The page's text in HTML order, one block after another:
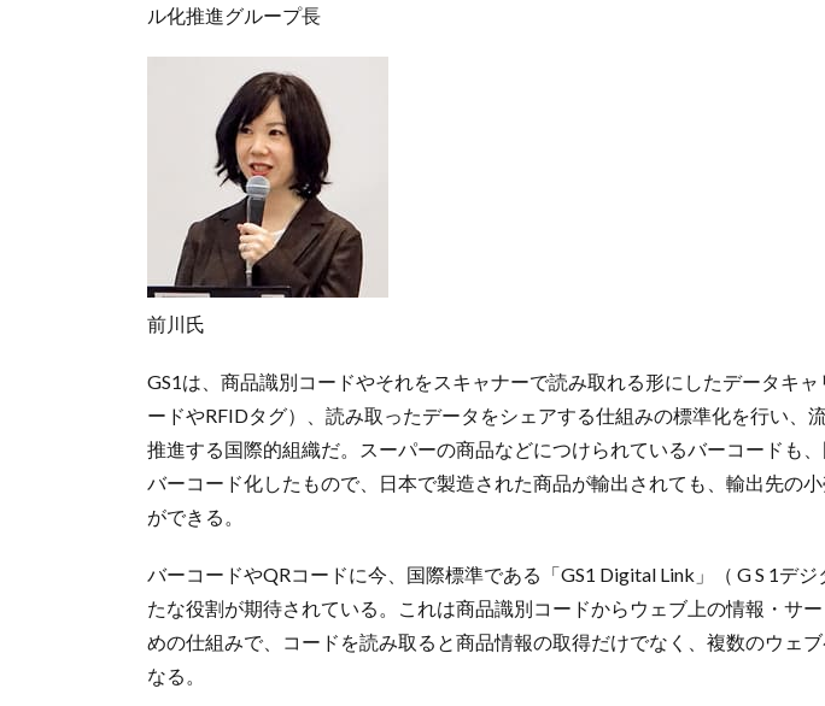
ル化推進グループ長
前川氏
GS1は、商品識別コードやそれをスキャナーで読み取れる形にしたデータキ
ードやRFIDタグ）、読み取ったデータをシェアする仕組みの標準化を行い、
推進する国際的組織だ。スーパーの商品などにつけられているバーコードも
バーコード化したもので、日本で製造された商品が輸出されても、輸出先の
ができる。
バーコードやQRコードに今、国際標準である「GS1 Digital Link」（ G S 1デ
たな役割が期待されている。これは商品識別コードからウェブ上の情報・サ
めの仕組みで、コードを読み取ると商品情報の取得だけでなく、複数のウェ
なる。